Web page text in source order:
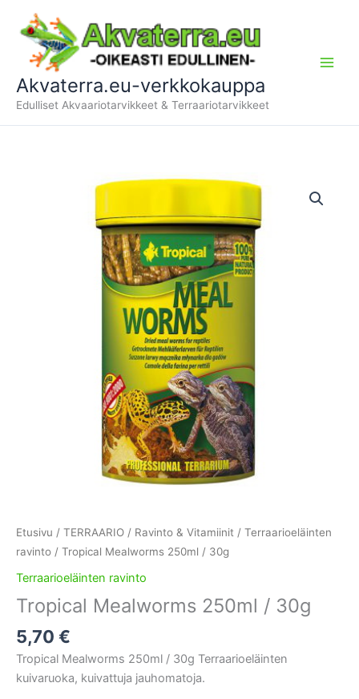
sisältöön
Akvaterra.eu-verkkokauppa
Edulliset Akvaariotarvikkeet & Terraariotarvikkeet
Etusivu / TERRAARIO / Ravinto & Vitamiinit / Terraarioeläinten
ravinto / Tropical Mealworms 250ml / 30g
Terraarioeläinten ravinto
Tropical Mealworms 250ml / 30g
5,70 €
Tropical Mealworms 250ml / 30g Terraarioeläinten
kuivaruoka, kuivattuja jauhomatoja.